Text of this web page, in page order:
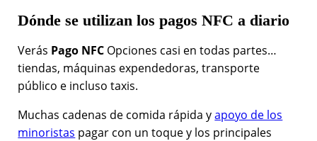
Dónde se utilizan los pagos NFC a diario
Verás Pago NFC Opciones casi en todas partes…
tiendas, máquinas expendedoras, transporte
público e incluso taxis.
Muchas cadenas de comida rápida yapoyo de los
minoristas pagar con un toque y los principales